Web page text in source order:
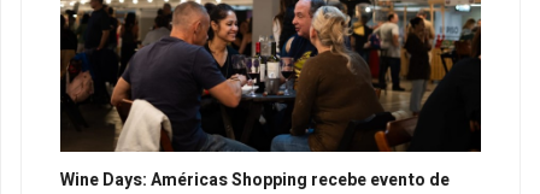
Wine Days: Américas Shopping recebe evento de